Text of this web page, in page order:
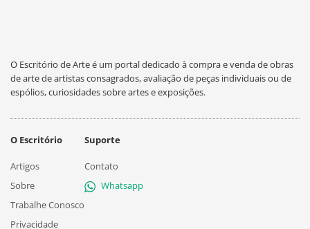
O Escritório de Arte é um portal dedicado à compra e venda de obras
de arte de artistas consagrados, avaliação de peças individuais ou de
espólios, curiosidades sobre artes e exposições.
O Escritório
Artigos
Sobre
Trabalhe Conosco
Privacidade
Suporte
Contato
Whatsapp